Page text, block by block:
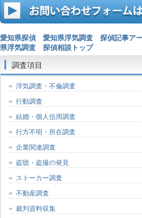
愛知県探偵 愛知県浮気調査 探偵記事ア
県浮気調査 探偵相談トップ
調査項目
浮気調査・不倫調査
行動調査
結婚・個人信用調査
行方不明・所在調査
企業関連調査
盗聴・盗撮の発見
ストーカー調査
不動産調査
裁判資料収集